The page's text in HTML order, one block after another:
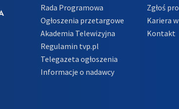
Rada Programowa
Ogłoszenia przetargowe
Akademia Telewizyjna
Regulamin tvp.pl
Telegazeta ogłoszenia
Informacje o nadawcy
Zgłoś
Kariera
Kontakt